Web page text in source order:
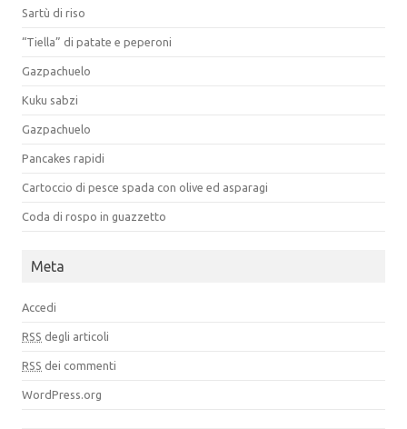
Sartù di riso
“Tiella” di patate e peperoni
Gazpachuelo
Kuku sabzi
Gazpachuelo
Pancakes rapidi
Cartoccio di pesce spada con olive ed asparagi
Coda di rospo in guazzetto
Meta
Accedi
RSS degli articoli
RSS dei commenti
WordPress.org